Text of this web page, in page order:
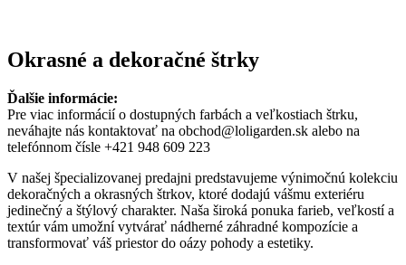
Okrasné a dekoračné štrky
Ďalšie informácie:
Pre viac informácií o dostupných farbách a veľkostiach štrku,
neváhajte nás kontaktovať na obchod@loligarden.sk alebo na
telefónnom čísle +421 948 609 223
V našej špecializovanej predajni predstavujeme výnimočnú kolekciu
dekoračných a okrasných štrkov, ktoré dodajú vášmu exteriéru
jedinečný a štýlový charakter. Naša široká ponuka farieb, veľkostí a
textúr vám umožní vytvárať nádherné záhradné kompozície a
transformovať váš priestor do oázy pohody a estetiky.